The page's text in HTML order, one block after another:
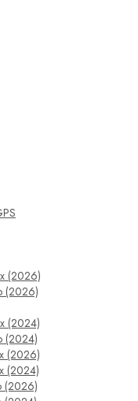
(2026)
(2026)
(2024)
(2024)
(2026)
(2024)
(2026)